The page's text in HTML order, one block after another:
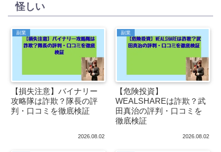
怪しい
副業
【損失注意】バイナリー
攻略隊は詐欺？隊長の評
判・口コミを徹底検証
2026.08.02
副業
【危険投資】
WEALSHAREは詐欺？武
田真治の評判・口コミを
徹底検証
2026.08.02